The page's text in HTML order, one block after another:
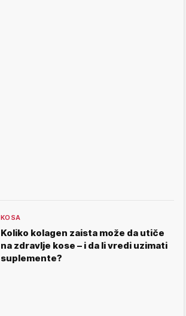
KOSA
Koliko kolagen zaista može da utiče
na zdravlje kose – i da li vredi uzimati
suplemente?